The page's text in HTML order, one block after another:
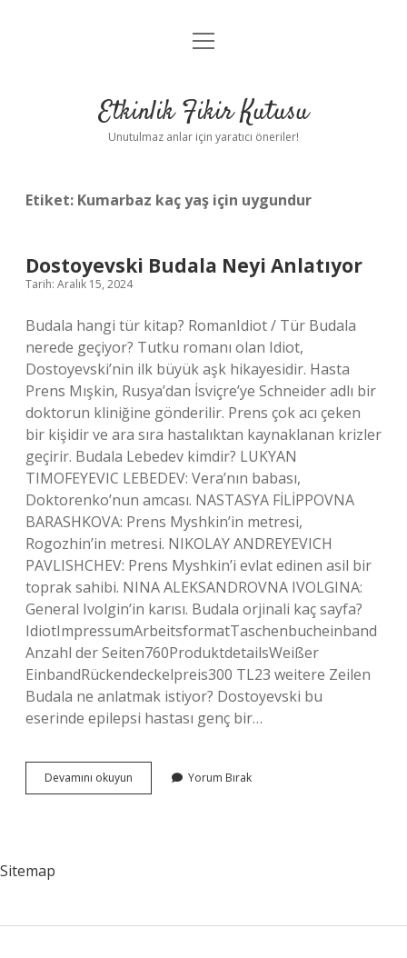
Anasayfa
Yasal Uyarı
menüyü
Etkinlik Fikir Kutusu
Unutulmaz anlar için yaratıcı öneriler!
Etiket: Kumarbaz kaç yaş için uygundur
Dostoyevski Budala Neyi Anlatıyor
Tarih: Aralık 15, 2024
Budala hangi tür kitap? RomanIdiot / Tür Budala
nerede geçiyor? Tutku romanı olan Idiot,
Dostoyevski’nin ilk büyük aşk hikayesidir. Hasta
Prens Mışkin, Rusya’dan İsviçre’ye Schneider adlı bir
doktorun kliniğine gönderilir. Prens çok acı çeken
bir kişidir ve ara sıra hastalıktan kaynaklanan krizler
geçirir. Budala Lebedev kimdir? LUKYAN
TIMOFEYEVIC LEBEDEV: Vera’nın babası,
Doktorenko’nun amcası. NASTASYA FİLİPPOVNA
BARASHKOVA: Prens Myshkin’in metresi,
Rogozhin’in metresi. NIKOLAY ANDREYEVICH
PAVLISHCHEV: Prens Myshkin’i evlat edinen asil bir
toprak sahibi. NINA ALEKSANDROVNA IVOLGINA:
General Ivolgin’in karısı. Budala orjinali kaç sayfa?
IdiotImpressumArbeitsformatTaschenbucheinband
Anzahl der Seiten760ProduktdetailsWeißer
EinbandRückendeckelpreis300 TL23 weitere Zeilen
Budala ne anlatmak istiyor? Dostoyevski bu
eserinde epilepsi hastası genç bir…
Devamını okuyun Dostoyevski
Budala
Yorum Bırak
Sitemap